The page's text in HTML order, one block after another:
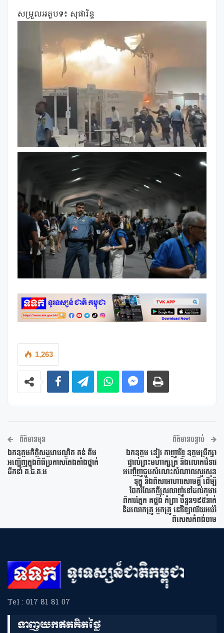
សម្រួលអត្ថបទ៖ សុផារិន្ទ
1,263
ព័ត៌មានមុន
ឯកឧត្តមកិត្តិសង្គហបណ្ឌិត គន់ គីម
អញ្ជើញក្នុងពិធីប្រកាសតែងតាំងថ្នាក់
ដឹកនាំ គ.ជ.គ.ម
ព័ត៌មានបន្ទាប់
ឯកឧត្តម ខៀវ កាញារីទ្ធ ឧត្តមប្រឹក្សា
ផ្ទាល់ព្រះមហាក្សត្រ និងលោកជំទាវ
អញ្ជើញជួបសំណេះសំណាលសួរសុខ
ទុក្ខ និងពិសាអាហារសាមគ្គី ដើម្បី
ចែករំលែកក្ដីស្រលាញ់ទៅដល់កុមារ
ពិការភ្នែក គថ្លង់ កំព្រា ចំនួន១៩៥នាក់
និងលោកគ្រូ អ្នកគ្រូ នៅវិទ្យាល័យអប់រំ
ពិសេសកំពង់ចាម
Tel : 017 81 81 07
ទាញយកឥតគិតថ្លៃ